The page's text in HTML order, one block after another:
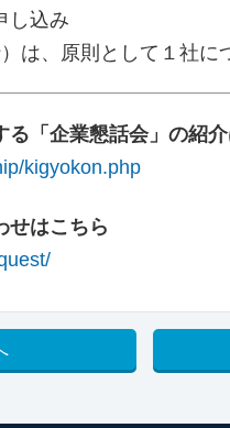
し込み
は、原則として１社に
「企業懇話会」の紹
kigyokon.php
せはこちら